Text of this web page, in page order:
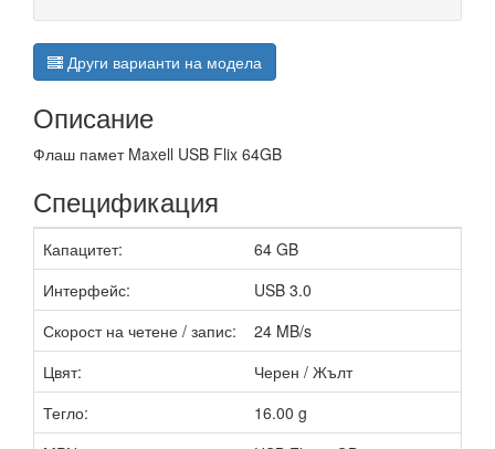
Други варианти на модела
Описание
Флаш памет Maxell USB Flix 64GB
Спецификация
Капацитет:
64 GB
Интерфейс:
USB 3.0
Скорост на четене / запис:
24 MB/s
Цвят:
Черен / Жълт
Тегло:
16.00 g